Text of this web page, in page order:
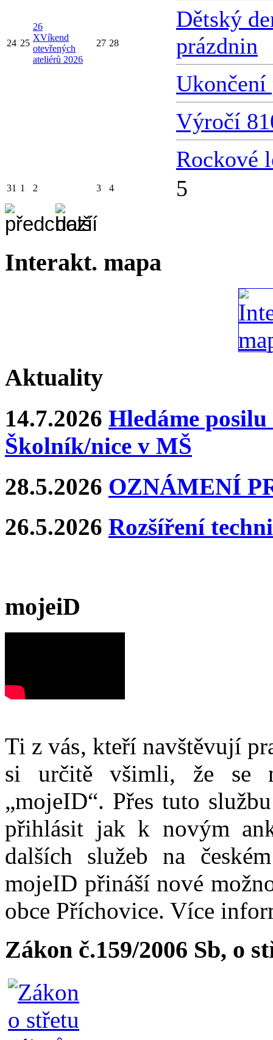
24 25
26
XVíkend
otevřených
ateliérů 2026
27 28
Dětský
prázdnin
Ukončení
Výročí
Rockové
31 1 2 3 4 5
Interakt. mapa
Aktuality
14.7.2026 Hledáme
Školník/nice v MŠ
28.5.2026 OZNÁMENÍ
26.5.2026 Rozšíření
mojeiD
Ti z vás, kteří navštěvují
si určitě všimli, že se
„mojeID“. Přes tuto
přihlásit jak k novým
dalších služeb na
mojeID přináší nové
obce Příchovice. Více
Zákon č.159/2006 Sb, o